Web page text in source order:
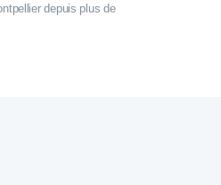
depuis plus de